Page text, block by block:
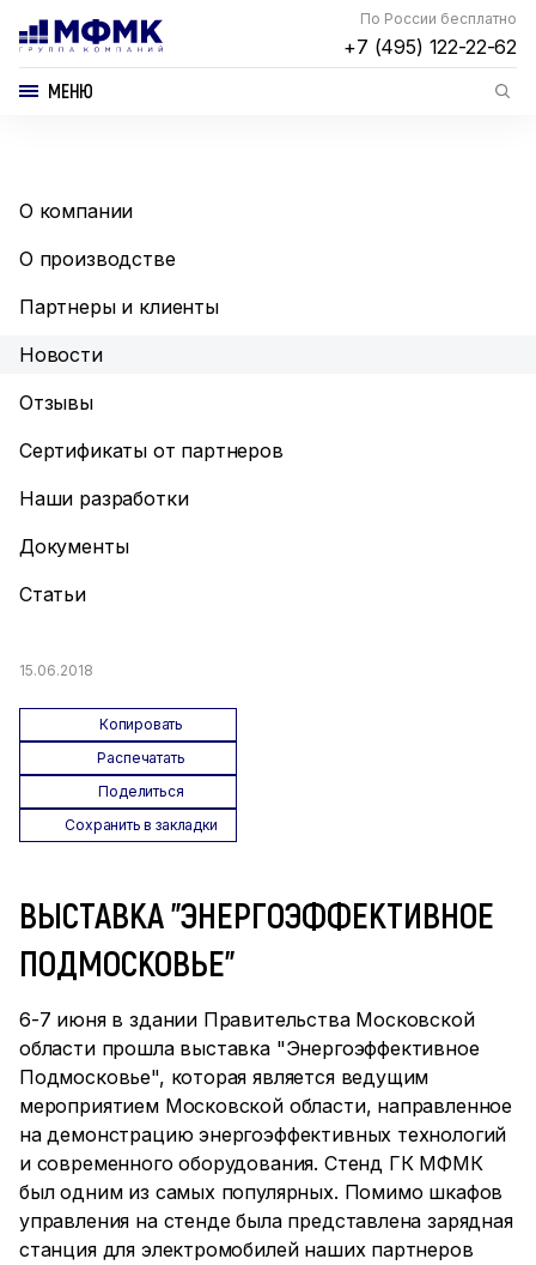
По России бесплатно
+7 (495) 122-22-62
МЕНЮ
О компании
О производстве
Партнеры и клиенты
Новости
Отзывы
Сертификаты от партнеров
Наши разработки
Документы
Статьи
15.06.2018
Копировать
Распечатать
Поделиться
Сохранить в закладки
ВЫСТАВКА "ЭНЕРГОЭФФЕКТИВНОЕ
ПОДМОСКОВЬЕ"
6-7 июня в здании Правительства Московской
области прошла выставка "Энергоэффективное
Подмосковье", которая является ведущим
мероприятием Московской области, направленное
на демонстрацию энергоэффективных технологий
и современного оборудования. Стенд ГК МФМК
был одним из самых популярных. Помимо шкафов
управления на стенде была представлена зарядная
станция для электромобилей наших партнеров